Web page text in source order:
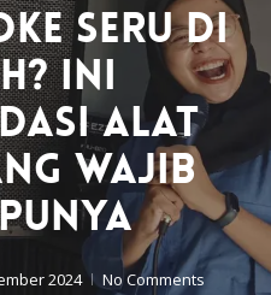
Seru Di
Ini
Alat
Wajib
2024 No Comments